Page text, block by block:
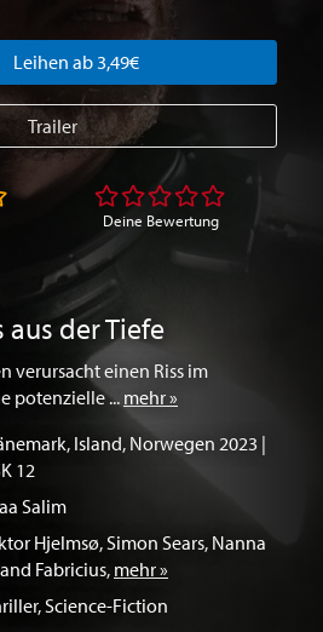
aus der Tiefe
verursacht einen Riss im
potenzielle ... mehr »
, Island, Norwegen 2023 |
12
Salim
Hjelmsø, Simon Sears, Nanna
Fabricius, mehr »
, Science-Fiction
Leihen ab 3,49€
Trailer
Deine Bewertung